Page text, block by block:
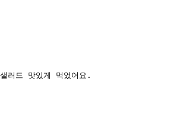
러드 맛있게 먹었어요.